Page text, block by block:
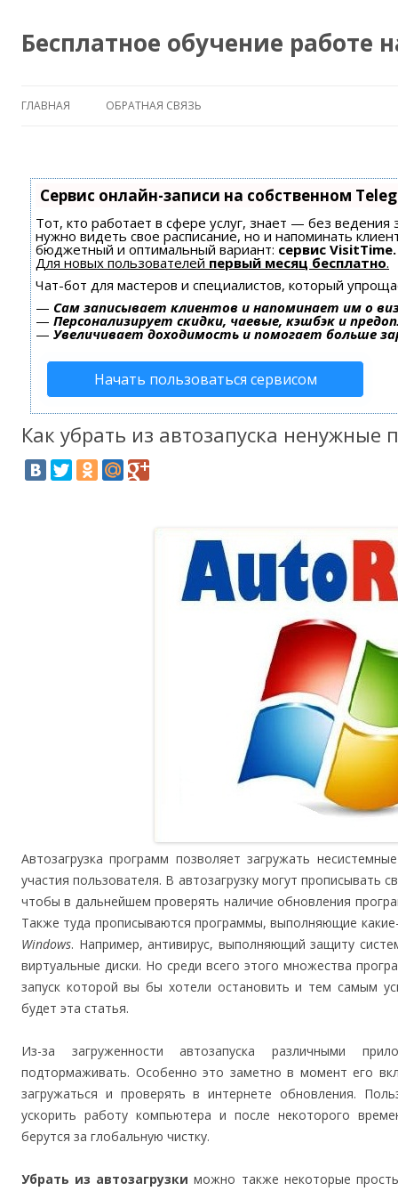
Бесплатное обучение работе
ГЛАВНАЯ ОБРАТНАЯ СВЯЗЬ
Сервис онлайн-записи на собственном
Тот, кто работает в сфере услуг, знает — без ведения
нужно видеть свое расписание, но и напоминать
бюджетный и оптимальный вариант: сервис VisitTime.
Для новых пользователей первый месяц бесплатно.
Чат-бот для мастеров и специалистов, который
— Сам записывает клиентов и напоминает им о
— Персонализирует скидки, чаевые, кэшбэк и
— Увеличивает доходимость и помогает больше
Начать пользоваться сервисом
Как убрать из автозапуска ненужные
Автозагрузка программ позволяет загружать
участия пользователя. В автозагрузку могут прописывать
чтобы в дальнейшем проверять наличие обновления
Также туда прописываются программы, выполняющие
Windows. Например, антивирус, выполняющий защиту
виртуальные диски. Но среди всего этого множества
запуск которой вы бы хотели остановить и тем самым
будет эта статья.
Из-за загруженности автозапуска различными
подтормаживать. Особенно это заметно в момент его
загружаться и проверять в интернете обновления.
ускорить работу компьютера и после некоторого
берутся за глобальную чистку.
Убрать из автозагрузки можно также некоторые